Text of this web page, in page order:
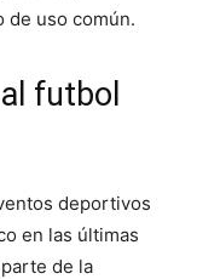
de uso común.
futbol
deportivos
en las últimas
de la